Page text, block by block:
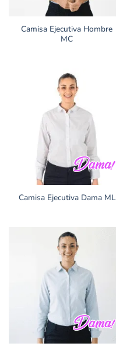
Camisa Ejecutiva Hombre
MC
Camisa Ejecutiva Dama ML